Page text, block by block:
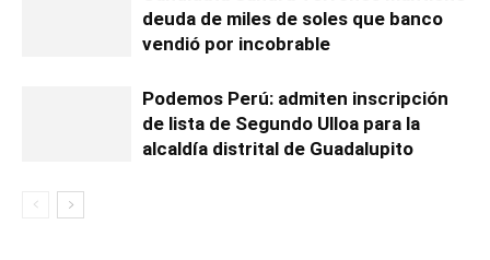
deuda de miles de soles que banco
vendió por incobrable
Podemos Perú: admiten inscripción
de lista de Segundo Ulloa para la
alcaldía distrital de Guadalupito